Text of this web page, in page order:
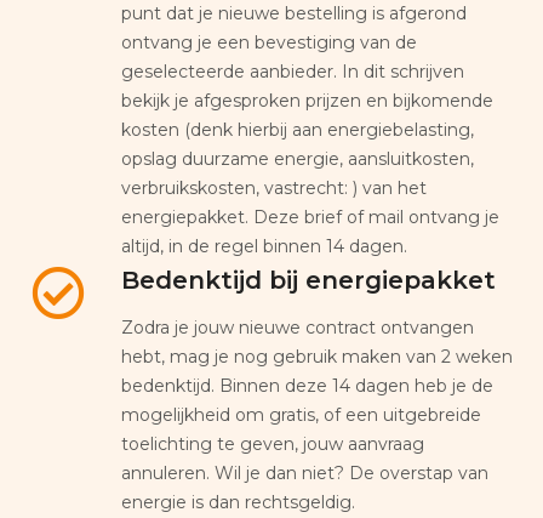
punt dat je nieuwe bestelling is afgerond
ontvang je een bevestiging van de
geselecteerde aanbieder. In dit schrijven
bekijk je afgesproken prijzen en bijkomende
kosten (denk hierbij aan energiebelasting,
opslag duurzame energie, aansluitkosten,
verbruikskosten, vastrecht: ) van het
energiepakket. Deze brief of mail ontvang je
altijd, in de regel binnen 14 dagen.
Bedenktijd bij energiepakket
Zodra je jouw nieuwe contract ontvangen
hebt, mag je nog gebruik maken van 2 weken
bedenktijd. Binnen deze 14 dagen heb je de
mogelijkheid om gratis, of een uitgebreide
toelichting te geven, jouw aanvraag
annuleren. Wil je dan niet? De overstap van
energie is dan rechtsgeldig.